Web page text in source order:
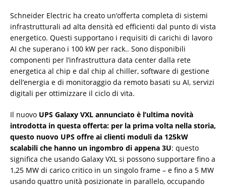
Schneider Electric ha creato un’offerta completa di sistemi
infrastrutturali ad alta densità ed efficienti dal punto di vista
energetico. Questi supportano i requisiti di carichi di lavoro
AI che superano i 100 kW per rack.. Sono disponibili
componenti per l’infrastruttura data center dalla rete
energetica al chip e dal chip al chiller, software di gestione
dell’energia e di monitoraggio da remoto basati su AI, servizi
digitali per ottimizzare il ciclo di vita.
Il nuovo UPS Galaxy VXL annunciato è l’ultima novità
introdotta in questa offerta: per la prima volta nella storia,
questo nuovo UPS offre ai clienti moduli da 125kW
scalabili che hanno un ingombro di appena 3U: questo
significa che usando Galaxy VXL si possono supportare fino a
1,25 MW di carico critico in un singolo frame – e fino a 5 MW
usando quattro unità posizionate in parallelo, occupando